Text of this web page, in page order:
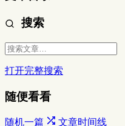
搜索
打开完整搜索
随便看看
随机一篇 文章时间线